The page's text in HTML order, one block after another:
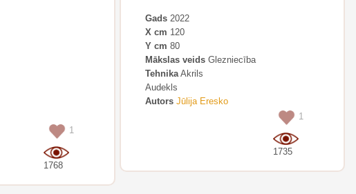
1
1768
Gads 2022
X cm 120
Y cm 80
Mākslas veids Glezniecība
Tehnika Akrils
Audekls
Autors Jūlija Eresko
1
1735